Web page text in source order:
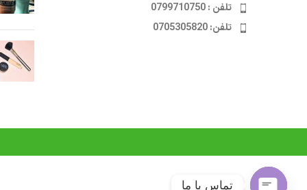
تلفن : 0799710750
تلفن: 0705305820
تماس با ما